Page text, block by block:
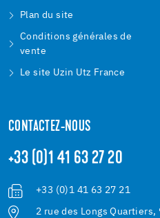
Plan du site
Conditions générales de
vente
Le site Uzin Utz France
CONTACTEZ-NOUS
+33 (0)1 41 63 27 20
+33 (0)1 41 63 27 21
2 rue des Longs